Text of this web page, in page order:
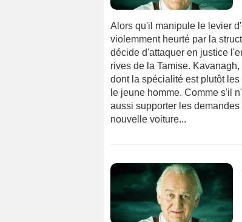
Alors qu'il manipule le levier
violemment heurté par la
décide d'attaquer en justice
rives de la Tamise.
dont la spécialité est plutôt
le jeune homme. Comme s'il
aussi supporter les
nouvelle voiture...